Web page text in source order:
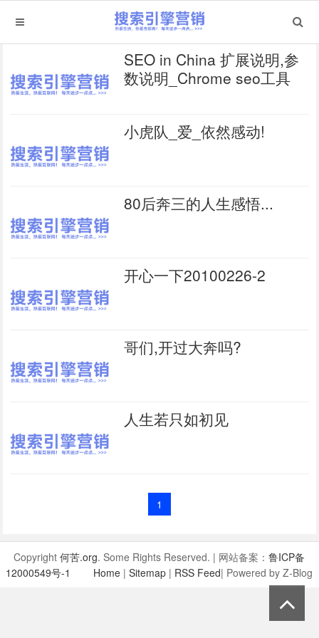
SEO in China 扩展说明,参
数说明_Chrome seo工具
小虎队_爱_依然感动!
80后奔三的人生感悟...
开心一下20100226-2
哥们,开过大奔吗?
人生若只如初见
1
Copyright何苦.org. Some Rights Reserved. | 网站备案：鲁ICP备
12000549号-1
Home |Sitemap | RSS Feed| Powered by Z-Blog